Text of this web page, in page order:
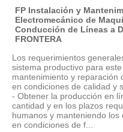
FP Instalación y
Electromecánico de
Conducción de Líneas a
FRONTERA
Los requerimientos
sistema productivo para
mantenimiento y reparación
en condiciones de calidad y
- Obtener la producción en
cantidad y en los plazos
humanos y manteniendo
en condiciones de f...